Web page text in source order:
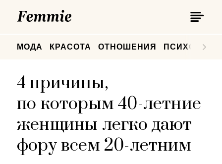
МОДА КРАСОТА ОТНОШЕНИЯ
4 причины,
по которым 40-летние
женщины легко дают
фору всем 20-летним